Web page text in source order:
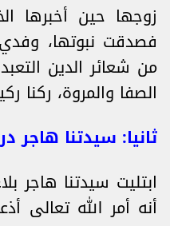
زوجها حين أخبرها
فصدقت نبوتها،
من شعائر الدين
الصفا والمروة، ركنا
ثانيا: سيدتنا
ابتليت سيدتنا هاجر
أنه أمر الله تعالى